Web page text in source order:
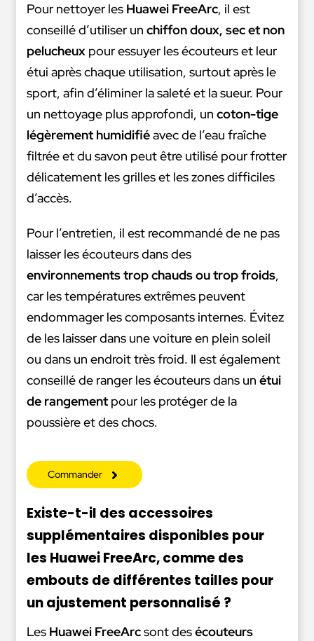
Pour nettoyer les Huawei FreeArc, il est
conseillé d’utiliser unchiffon doux, sec et non
pelucheux pour essuyer les écouteurs et leur
étui après chaque utilisation, surtout après le
sport, afin d’éliminer la saleté et la sueur. Pour
un nettoyage plus approfondi, uncoton-tige
légèrement humidifiéavec de l’eau fraîche
filtrée et du savon peut être utilisé pour frotter
délicatement les grilles et les zones difficiles
d’accès.
Pour l’entretien, il est recommandé de ne pas
laisser les écouteurs dans des
environnements trop chauds ou trop froids,
car les températures extrêmes peuvent
endommager les composants internes. Évitez
de les laisser dans une voiture en plein soleil
ou dans un endroit très froid. Il est également
conseillé de ranger les écouteurs dans unétui
de rangement pour les protéger de la
poussière et des chocs.
Commander
Existe-t-il des accessoires
supplémentaires disponibles pour
les Huawei FreeArc, comme des
embouts de différentes tailles pour
un ajustement personnalisé ?
Les Huawei FreeArcsont desécouteurs